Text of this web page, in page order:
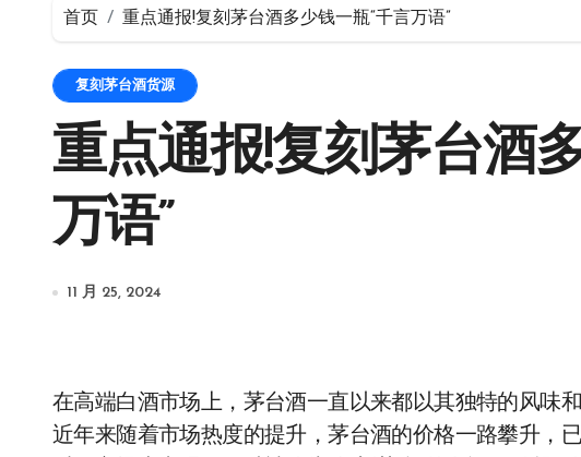
首页 重点通报!复刻茅台酒多少钱一瓶“千言万语”
复刻茅台酒货源
重点通报!复刻茅台酒
万语”
11 月 25, 2024
在高端白酒市场上，茅台酒一直以来都以其独特的风味
近年来随着市场热度的提升，茅台酒的价格一路攀升，